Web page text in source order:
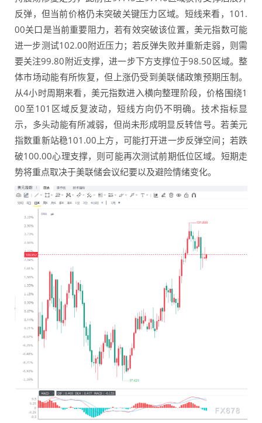
反弹，但当前价格仍未突破关键压力区域。短线来看，101.
00关口是当前重要阻力，若有效突破该位置，美元指数可能
进一步测试102.00附近压力；若反弹失败并重新走弱，则需
要关注99.80附近支撑，进一步下方支撑位于98.50区域。整
体市场动能有所恢复，但上涨仍受到美联储政策预期压制。
从4小时周期来看，美元指数进入横向整理阶段，价格围绕1
00至101区域反复波动，短线方向仍不明确。技术指标显
示，多头动能有所减弱，但尚未形成明显反转信号。若美元
指数重新站稳101.00上方，可能打开进一步反弹空间；若跌
破100.00心理支撑，则可能再次测试前期低位区域。短期走
势将重点取决于美联储会议纪要以及避险情绪变化。